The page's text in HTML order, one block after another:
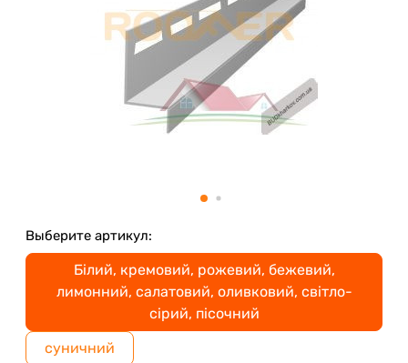
Выберите артикул:
Білий, кремовий, рожевий, бежевий,
лимонний, салатовий, оливковий, світло-
сірий, пісочний
суничний